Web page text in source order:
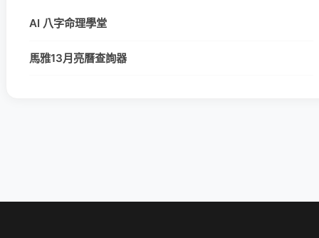
AI 八字命理學堂
馬雅13月亮曆查詢器